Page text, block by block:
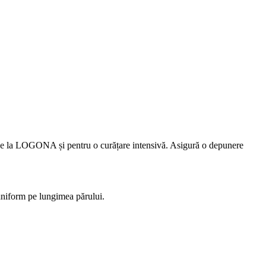
la LOGONA și pentru o curățare intensivă. Asigură o depunere
pe lungimea părului.